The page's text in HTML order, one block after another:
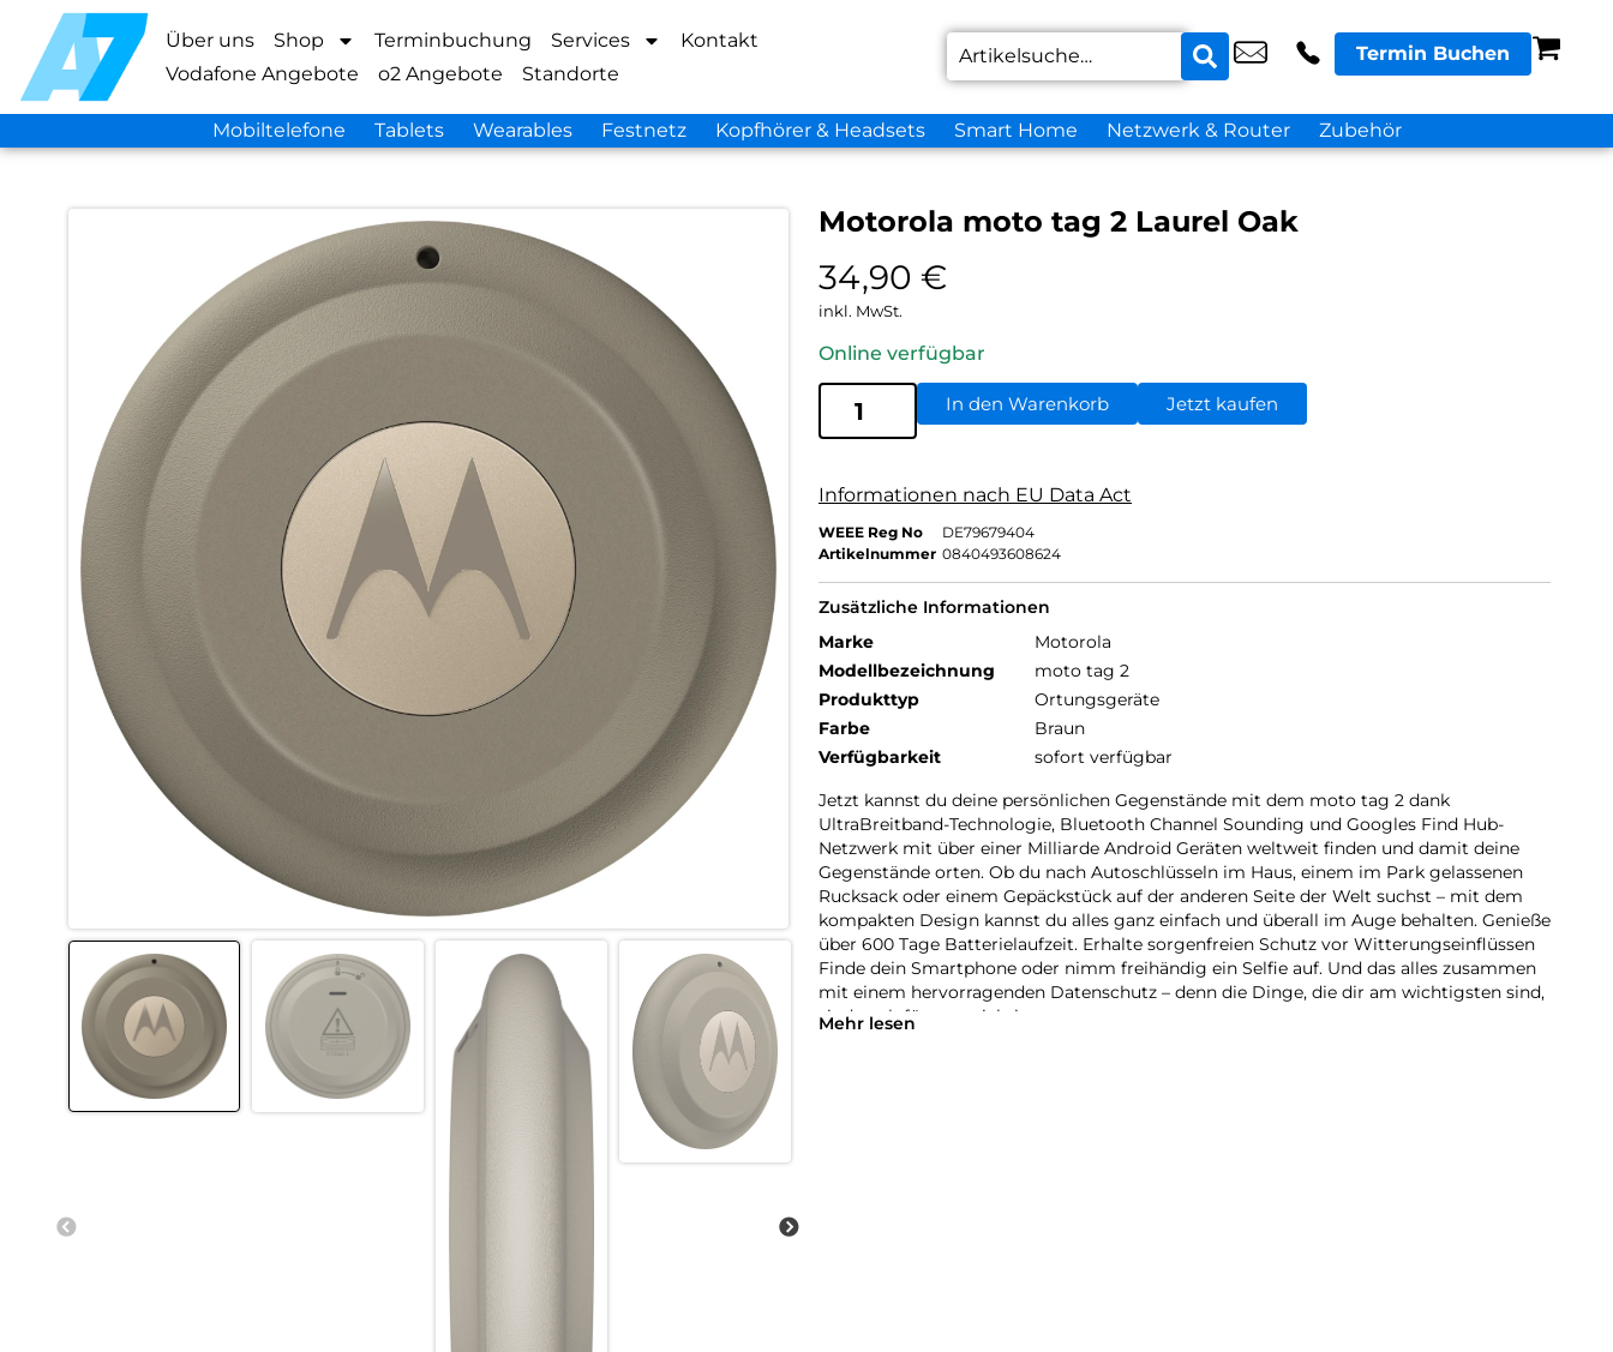
Über uns Shop Terminbuchung Services
Kontakt
Vodafone Angebote
o2 Angebote Standorte
Termin Buchen
Mobiltelefone Tablets Wearables Festnetz Kopfhörer & Headsets Smart Home Netzwerk & Router Zubehör
Motorola moto tag 2 Laurel Oak
34,90 €
inkl. MwSt.
Online verfügbar
In den Warenkorb Jetzt kaufen
Informationen nach EU Data Act
WEEE Reg No
DE79679404
Artikelnummer 0840493608624
Zusätzliche Informationen
Marke
Motorola
Modellbezeichnung
moto tag 2
Produkttyp
Ortungsgeräte
Farbe
Braun
Verfügbarkeit
sofort verfügbar
Jetzt kannst du deine persönlichen Gegenstände mit dem moto tag 2 dank
UltraBreitband-Technologie, Bluetooth Channel Sounding und Googles Find Hub-
Netzwerk mit über einer Milliarde Android Geräten weltweit finden und damit deine
Gegenstände orten. Ob du nach Autoschlüsseln im Haus, einem im Park gelassenen
Rucksack oder einem Gepäckstück auf der anderen Seite der Welt suchst – mit dem
kompakten Design kannst du alles ganz einfach und überall im Auge behalten. Genieße
über 600 Tage Batterielaufzeit. Erhalte sorgenfreien Schutz vor Witterungseinflüssen
Finde dein Smartphone oder nimm freihändig ein Selfie auf. Und das alles zusammen
mit einem hervorragenden Datenschutz – denn die Dinge, die dir am wichtigsten sind,
sind auch für uns wichtig.
Mehr lesen